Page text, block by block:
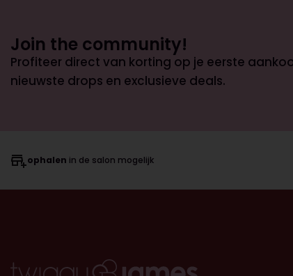
Join the community!
Profiteer direct van korting op je eerste
nieuwste drops en exclusieve deals.
ophalen in de salon mogelijk